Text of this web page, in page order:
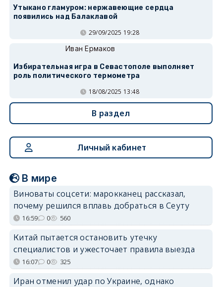
Утыкано гламуром: нержавеющие сердца
появились над Балаклавой
29/09/2025 19:28
Иван Ермаков
Избирательная игра в Севастополе выполняет
роль политического термометра
18/08/2025 13:48
В раздел
Личный кабинет
В мире
Виноваты соцсети: марокканец рассказал,
почему решился вплавь добраться в Сеуту
16:59 0 560
Китай пытается остановить утечку
специалистов и ужесточает правила выезда
16:07 0 325
Иран отменил удар по Украине, однако